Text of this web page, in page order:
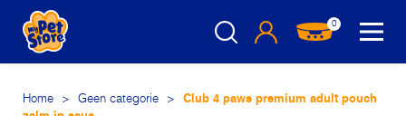
0
Home > Geen categorie >
Club 4 paws premium adult pouch